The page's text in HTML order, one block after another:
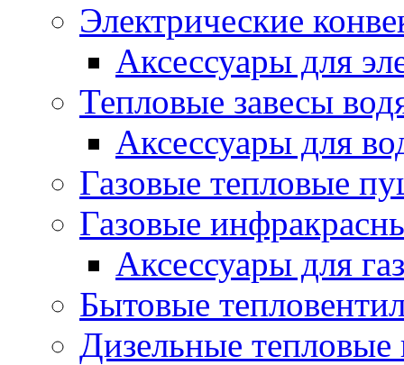
Электрические
Аксессуары для
Тепловые завесы
Аксессуары для
Газовые тепловые
Газовые
Аксессуары для
Бытовые
Дизельные